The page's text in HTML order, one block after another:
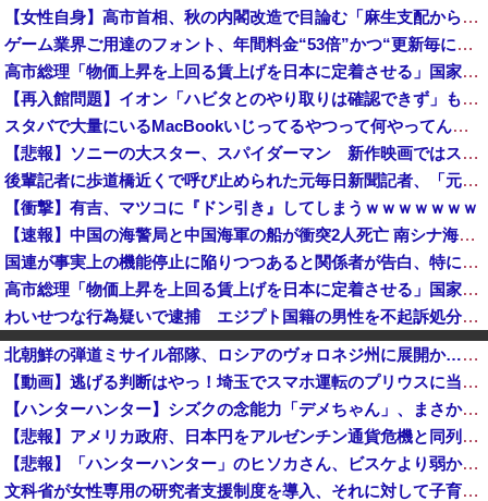
【女性自身】高市首相、秋の内閣改造で目論む「麻生支配からの脱却」…茂木敏充氏も小林鷹之氏もクビ
ゲーム業界ご用達のフォント、年間料金“53倍”かつ“更新毎に値上げ”のありえない契約により多数撤退へ・・・
高市総理「物価上昇を上回る賃上げを日本に定着させる」国家公務員月給3.51％増へ 地方公務員も追随する見通し
【再入館問題】イオン「ハビタとのやり取りは確認できず」も、抑止や社内ルール運用が徹底できなかった可能性を認める
スタバで大量にいるMacBookいじってるやつって何やってんの？
【悲報】ソニーの大スター、スパイダーマン 新作映画ではスマホはXperiaではなくGalaxyを使用
後輩記者に歩道橋近くで呼び止められた元毎日新聞記者、「元毎日と名乗ってSNSで活動するな」と要求されてしまい……
【衝撃】有吉、マツコに『ドン引き』してしまうｗｗｗｗｗｗｗ
【速報】中国の海警局と中国海軍の船が衝突2人死亡 南シナ海でフィリピン船を追跡中
国連が事実上の機能停止に陥りつつあると関係者が告白、特に役に立たないくせに高給だけ毟り取った結果……
高市総理「物価上昇を上回る賃上げを日本に定着させる」国家公務員月給3.51％増へ 地方公務員も追随する見通し
わいせつな行為疑いで逮捕 エジプト国籍の男性を不起訴処分 鳥取地検 [8/8]
【悲報】ちいかわ作者さん、総額30億超の大豪邸を建てるｗｗｗｗｗｗｗｗｗｗｗｗｗｗｗｗｗｗｗ
防衛省、防衛費過去最大8.9兆円要求へ 予算案で膨張、無人機・AI導入
【食料自給率】過去最低37% 25年度、コメ消費減響く
人気YouTuberさん、動画内で最悪の秘密がバレて終わる・・・
北朝鮮の弾道ミサイル部隊、ロシアのヴォロネジ州に展開か…北朝鮮は本質的にウクライナと戦争状態に！
【動画】逃げる判断はやっ！埼玉でスマホ運転のプリウスに当て逃げされる車載。
【ハンターハンター】シズクの念能力「デメちゃん」、まさかの具現化系だったｗｗｗｗ
【悲報】アメリカ政府、日本円をアルゼンチン通貨危機と同列扱いへ・・・
【悲報】「ハンターハンター」のヒソカさん、ビスケより弱かったｗｗｗｗ
文科省が女性専用の研究者支援制度を導入、それに対して子育て負担に苦しむ若手男性研究者は……